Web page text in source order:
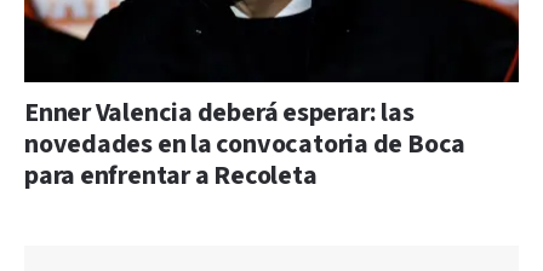
Enner Valencia deberá esperar: las
novedades en la convocatoria de Boca
para enfrentar a Recoleta